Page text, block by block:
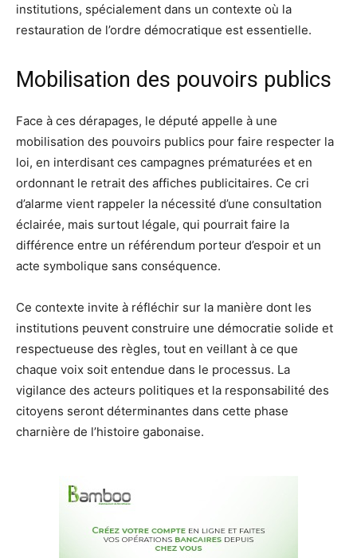
institutions, spécialement dans un contexte où la
restauration de l’ordre démocratique est essentielle.
Mobilisation des pouvoirs publics
Face à ces dérapages, le député appelle à une
mobilisation des pouvoirs publics pour faire respecter la
loi, en interdisant ces campagnes prématurées et en
ordonnant le retrait des affiches publicitaires. Ce cri
d’alarme vient rappeler la nécessité d’une consultation
éclairée, mais surtout légale, qui pourrait faire la
différence entre un référendum porteur d’espoir et un
acte symbolique sans conséquence.
Ce contexte invite à réfléchir sur la manière dont les
institutions peuvent construire une démocratie solide et
respectueuse des règles, tout en veillant à ce que
chaque voix soit entendue dans le processus. La
vigilance des acteurs politiques et la responsabilité des
citoyens seront déterminantes dans cette phase
charnière de l’histoire gabonaise.